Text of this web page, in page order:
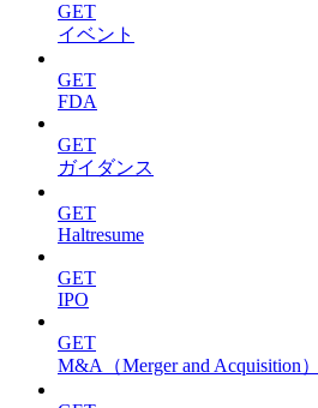
GET
イベント
GET
FDA
GET
ガイダンス
GET
Haltresume
GET
IPO
GET
M&A（Merger and Acquisition）